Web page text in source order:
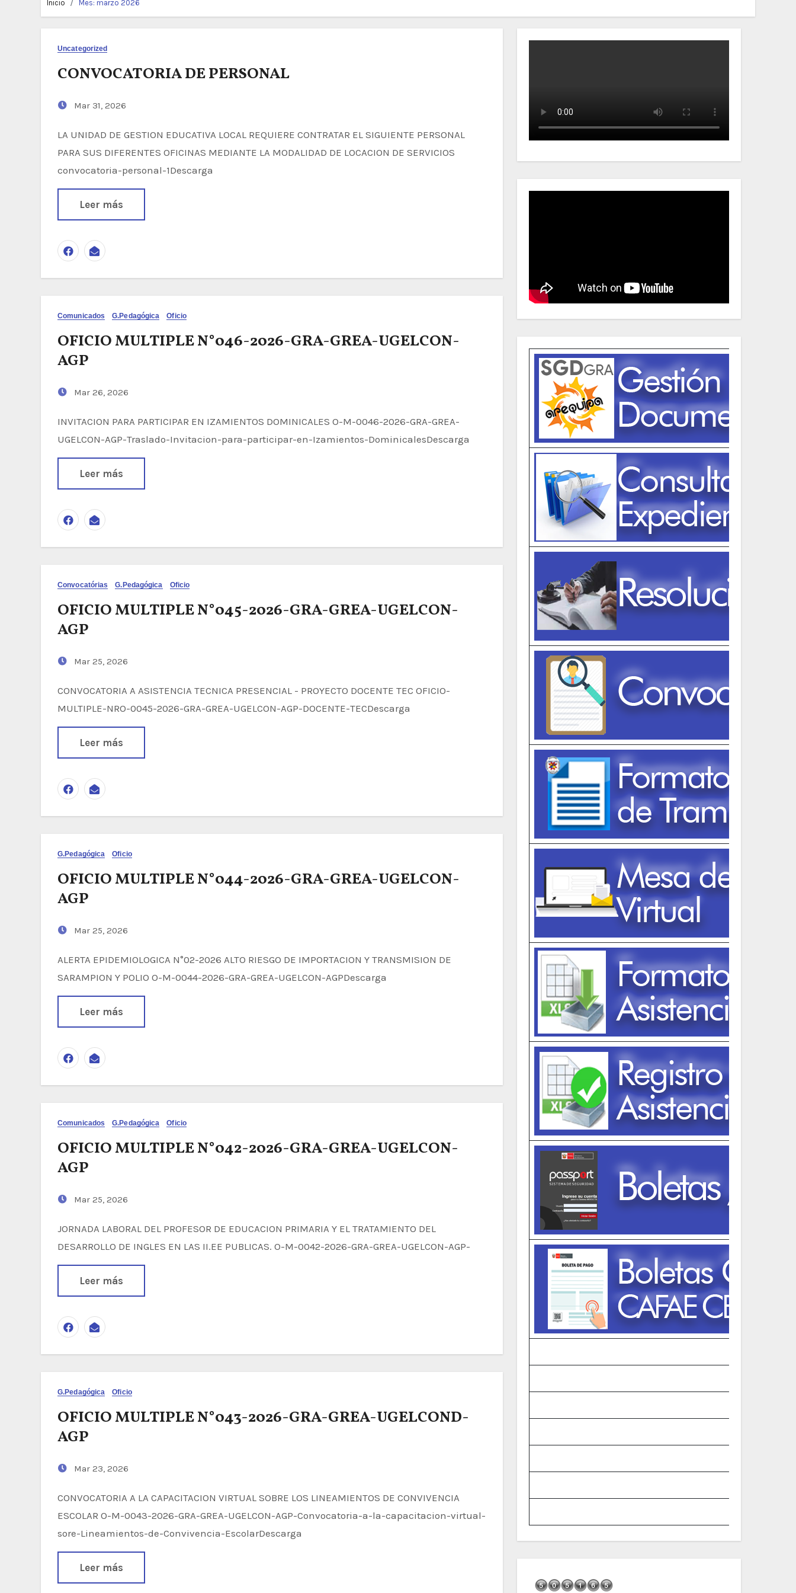
Inicio Mes: marzo 2026
Uncategorized
CONVOCATORIA DE PERSONAL
Mar 31, 2026
LA UNIDAD DE GESTION EDUCATIVA LOCAL REQUIERE CONTRATAR EL SIGUIENTE PERSONAL
PARA SUS DIFERENTES OFICINAS MEDIANTE LA MODALIDAD DE LOCACION DE SERVICIOS
convocatoria-personal-1Descarga
Leer más
Comunicados G.Pedagógica Oficio
OFICIO MULTIPLE N°046-2026-GRA-GREA-UGELCON-
AGP
Mar 26, 2026
INVITACION PARA PARTICIPAR EN IZAMIENTOS DOMINICALES O-M-0046-2026-GRA-GREA-
UGELCON-AGP-Traslado-Invitacion-para-participar-en-Izamientos-DominicalesDescarga
Leer más
Convocatórias G.Pedagógica Oficio
OFICIO MULTIPLE N°045-2026-GRA-GREA-UGELCON-
AGP
Mar 25, 2026
CONVOCATORIA A ASISTENCIA TECNICA PRESENCIAL - PROYECTO DOCENTE TEC OFICIO-
MULTIPLE-NRO-0045-2026-GRA-GREA-UGELCON-AGP-DOCENTE-TECDescarga
Leer más
G.Pedagógica Oficio
OFICIO MULTIPLE N°044-2026-GRA-GREA-UGELCON-
AGP
Mar 25, 2026
ALERTA EPIDEMIOLOGICA N°02-2026 ALTO RIESGO DE IMPORTACION Y TRANSMISION DE
SARAMPION Y POLIO O-M-0044-2026-GRA-GREA-UGELCON-AGPDescarga
Leer más
Comunicados G.Pedagógica Oficio
OFICIO MULTIPLE N°042-2026-GRA-GREA-UGELCON-
AGP
Mar 25, 2026
JORNADA LABORAL DEL PROFESOR DE EDUCACION PRIMARIA Y EL TRATAMIENTO DEL
DESARROLLO DE INGLES EN LAS II.EE PUBLICAS. O-M-0042-2026-GRA-GREA-UGELCON-AGP-
Leer más
G.Pedagógica Oficio
OFICIO MULTIPLE N°043-2026-GRA-GREA-UGELCOND-
AGP
Mar 23, 2026
CONVOCATORIA A LA CAPACITACION VIRTUAL SOBRE LOS LINEAMIENTOS DE CONVIVENCIA
ESCOLAR O-M-0043-2026-GRA-GREA-UGELCON-AGP-Convocatoria-a-la-capacitacion-virtual-
sore-Lineamientos-de-Convivencia-EscolarDescarga
Leer más